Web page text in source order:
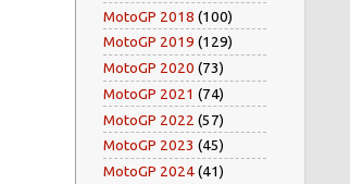
MotoGP 2018 (100)
MotoGP 2019 (129)
MotoGP 2020 (73)
MotoGP 2021 (74)
MotoGP 2022 (57)
MotoGP 2023 (45)
MotoGP 2024(41)